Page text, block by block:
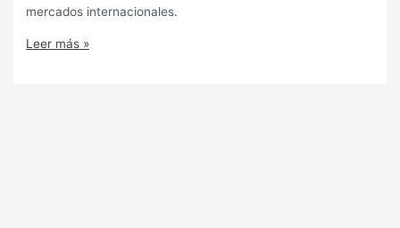
mercados internacionales.
Leer más »